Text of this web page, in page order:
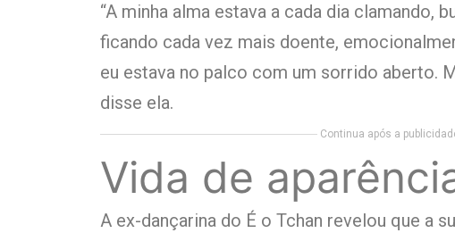
“A minha alma estava a cada dia clamando,
ficando cada vez mais doente,
eu estava no palco com um sorrido aberto.
disse ela.
Continua após a
Vida de
A ex-dançarina do É o Tchan revelou que a